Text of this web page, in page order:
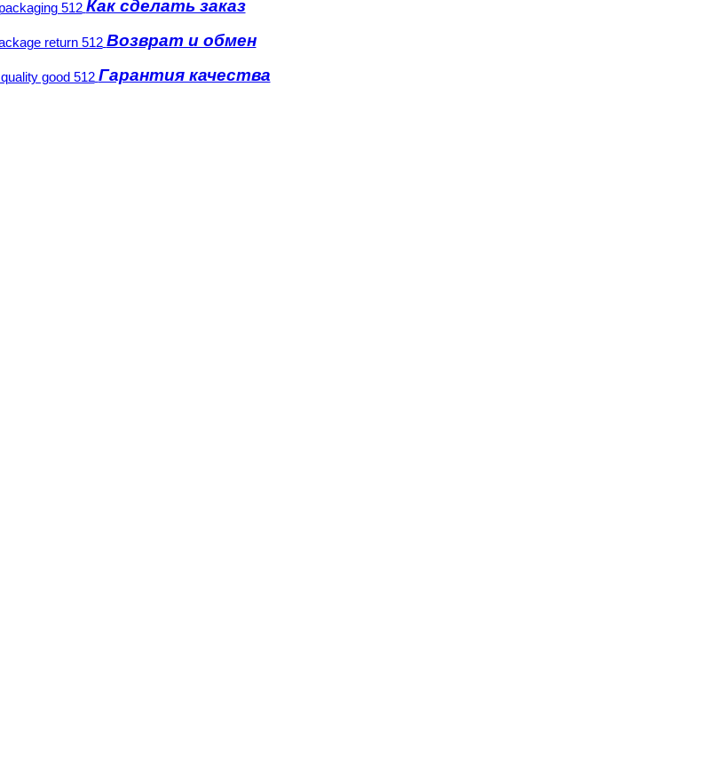
Как сделать заказ
Возврат и обмен
Гарантия качества